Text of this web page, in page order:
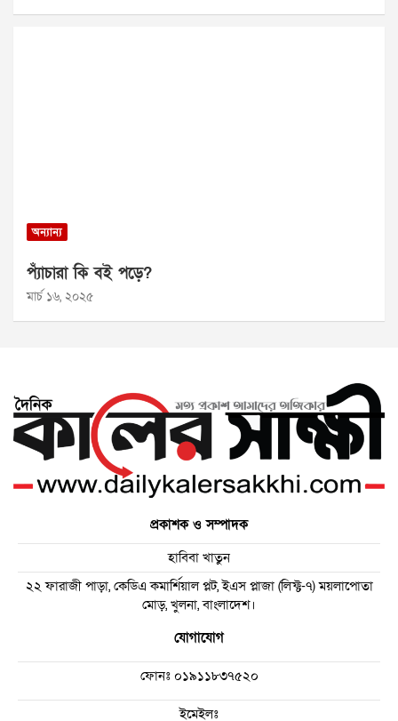
অন্যান্য
প্যাঁচারা কি বই পড়ে?
মার্চ ১৬, ২০২৫
প্রকাশক ও সম্পাদক
হাবিবা খাতুন
২২ ফারাজী পাড়া, কেডিএ কমার্শিয়াল প্লট, ইএস প্লাজা (লিফ্ট-৭) ময়লাপোতা
মোড়, খুলনা, বাংলাদেশ।
যোগাযোগ
ফোনঃ০১৯১১৮৩৭৫২০
ইমেইলঃ